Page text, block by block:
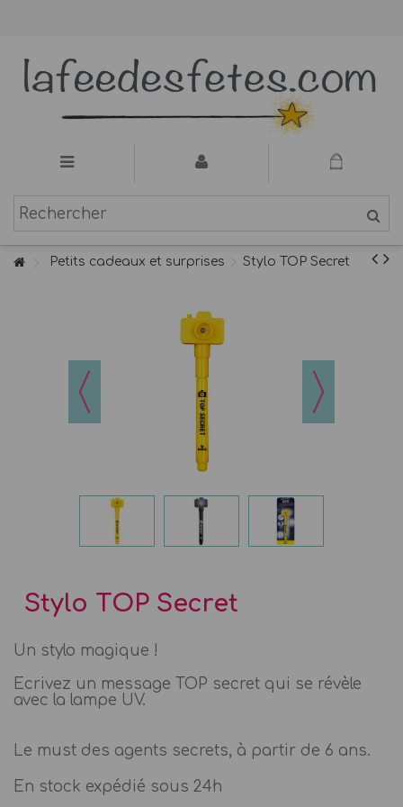
Petits cadeaux et surprises Stylo TOP Secret
Stylo TOP Secret
Un stylo magique !
Ecrivez un message TOP secret qui se révèle
avec la lampe UV.
Le must des agents secrets, à partir de 6 ans.
En stock expédié sous 24h